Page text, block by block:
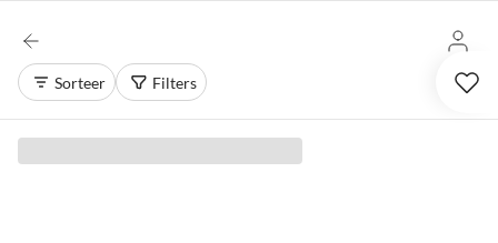
Sorteer Filters